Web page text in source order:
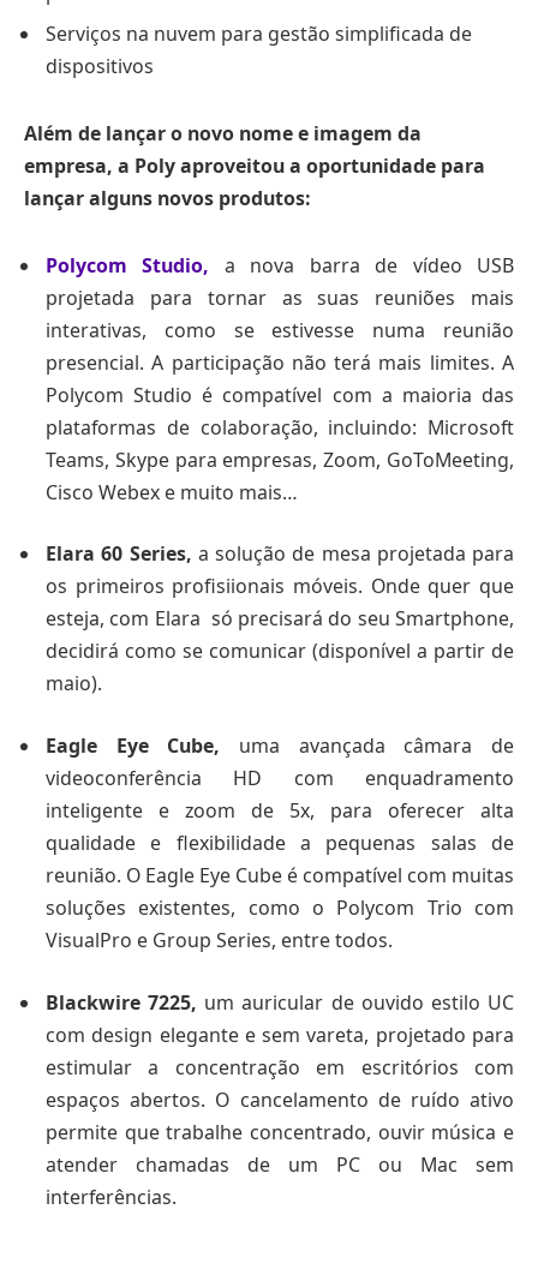
Serviços na nuvem para gestão simplificada de
dispositivos
Além de lançar o novo nome e imagem da
empresa, a Poly aproveitou a oportunidade para
lançar alguns novos produtos:
Polycom Studio, a nova barra de vídeo USB
projetada para tornar as suas reuniões mais
interativas, como se estivesse numa reunião
presencial. A participação não terá mais limites. A
Polycom Studio é compatível com a maioria das
plataformas de colaboração, incluindo: Microsoft
Teams, Skype para empresas, Zoom, GoToMeeting,
Cisco Webex e muito mais…
Elara 60 Series, a solução de mesa projetada para
os primeiros profisiionais móveis. Onde quer que
esteja, com Elara só precisará do seu Smartphone,
decidirá como se comunicar (disponível a partir de
maio).
Eagle Eye Cube, uma avançada câmara de
videoconferência HD com enquadramento
inteligente e zoom de 5x, para oferecer alta
qualidade e flexibilidade a pequenas salas de
reunião. O Eagle Eye Cube é compatível com muitas
soluções existentes, como o Polycom Trio com
VisualPro e Group Series, entre todos.
Blackwire 7225, um auricular de ouvido estilo UC
com design elegante e sem vareta, projetado para
estimular a concentração em escritórios com
espaços abertos. O cancelamento de ruído ativo
permite que trabalhe concentrado, ouvir música e
atender chamadas de um PC ou Mac sem
interferências.